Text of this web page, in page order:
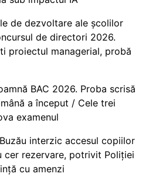
de dezvoltare ale școlilor
de directori 2026.
proiectul managerial, probă
BAC 2026. Proba scrisă
a început / Cele trei
examenul
interzic accesul copiilor
cer rezervare, potrivit Poliției
cu amenzi